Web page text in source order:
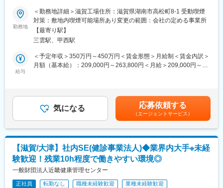
る育成体制が整っています。
協力しながら生産を進めるチームワーク重視の職場で、分からな
いことも相談しやすい環境です。
・勤務時間は8:30～17:00の日勤のみ。夜勤や交替勤務はなく、生
活リズムを安定させながら働くことができます。
年始休暇や慶弔特別休暇も整備されています。
■特徴・魅力：
◎東証プライム上場・日本精化株式会社グループの安定基盤。創
業70年以上にわたり、洗浄・殺菌・消毒分野で高い実績を築いて
います。
◎学校や病院、官公庁など社会インフラを支える製品を製造して
おり、景気の影響を受けにくい安定事業です。
◎日勤のみ・土日祝休み・空調完備・残業少なめと、製造職の中
でも働きやすい環境が整っています。昇給年1回、賞与年2回、退
■業務内容：
学校や病院、官公庁、食品工場などで使用されるハンドソープや
業務用洗浄剤、消毒剤の製造業務をお任せします。主な業務は製
品の調合や充填作業となり、製造未経験の方でも一から学べる環
境です。
・洗浄剤や石鹸液の調合作業
＜充填＞
・調合後の製品の充填、ラベル貼付、箱詰め作業
・製造設備の洗浄、点検作業
入社後は原料の計量や機械操作、品質確認など基礎業務からスタ
ートし、先輩社員のサポートを受けながら徐々に担当領域を広げ
ていただきます。未経験入社の社員も多数活躍しています。
勤務地
＜勤務地詳細＞滋賀工場住所：滋賀県湖南市高松町8-1 受動喫煙
対策：敷地内喫煙可能場所あり変更の範囲：会社の定める事業所
【最寄り駅】
三雲駅、甲西駅
給与
＜予定年収＞350万円～450万円＜賃金形態＞月給制＜賃金内訳＞
月額（基本給）：209,000円～263,800円＜月給＞209,000円～
気になる 応募依頼する
（エージェントサービス）
【滋賀/大津】社内SE(健診事業法人)◆業界内大手※未経
験歓迎！残業10h程度で働きやすい環境◎
一般財団法人近畿健康管理センター
正社員 転勤なし 職種未経験歓迎 業種未経験歓迎